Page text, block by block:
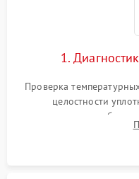
работе
1.
Проверка
целостности
сопротивления
считывание кодов